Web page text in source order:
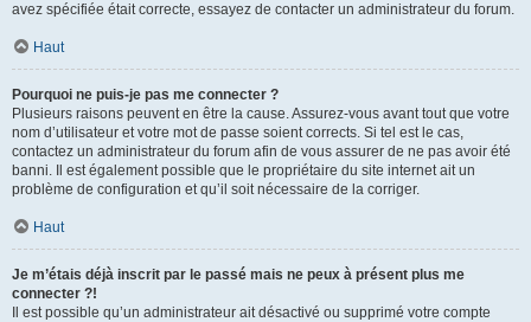
avez spécifiée était correcte, essayez de contacter un administrateur du forum.
Haut
Pourquoi ne puis-je pas me connecter ?
Plusieurs raisons peuvent en être la cause. Assurez-vous avant tout que votre
nom d’utilisateur et votre mot de passe soient corrects. Si tel est le cas,
contactez un administrateur du forum afin de vous assurer de ne pas avoir été
banni. Il est également possible que le propriétaire du site internet ait un
problème de configuration et qu’il soit nécessaire de la corriger.
Haut
Je m’étais déjà inscrit par le passé mais ne peux à présent plus me
connecter ?!
Il est possible qu’un administrateur ait désactivé ou supprimé votre compte